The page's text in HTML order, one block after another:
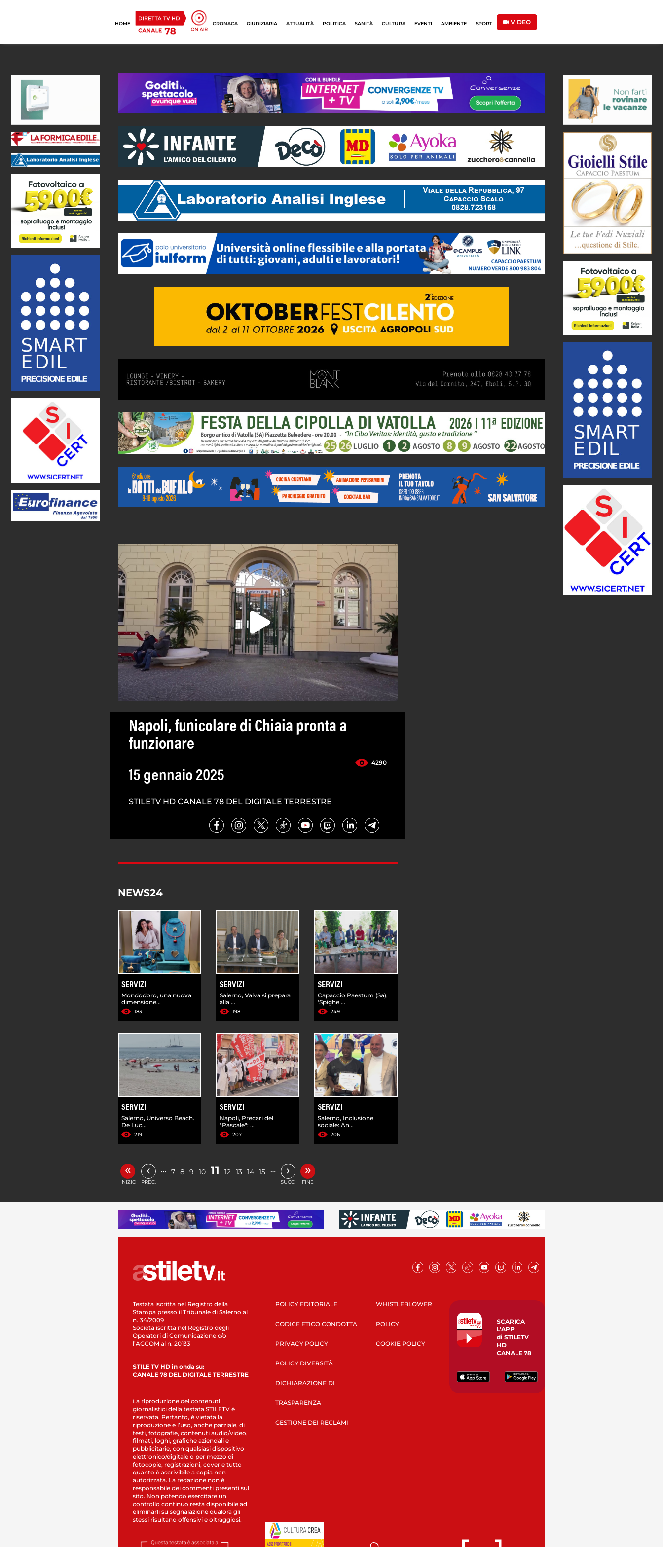
HOME CRONACA GIUDIZIARIA ATTUALITÀ POLITICA SANITÀ CULTURA EVENTI AMBIENTE SPORT VIDEO
Napoli, funicolare di Chiaia pronta a
funzionare
4290
15 gennaio 2025
STILETV HD CANALE 78 DEL DIGITALE TERRESTRE
NEWS24
SERVIZI
Mondodoro, una nuova
dimensione...
183
SERVIZI
Salerno, Valva si prepara
alla ...
198
SERVIZI
Capaccio Paestum (Sa),
'Spighe ...
249
SERVIZI
Salerno, Universo Beach.
De Luc...
219
SERVIZI
Napoli, Precari del
"Pascale": ...
207
SERVIZI
Salerno, Inclusione
sociale: An...
206
«
INIZIO
‹
PREC.
… 7 8 9 10 11 12 13 14 15 … ›
SUCC.
»
FINE
Testata iscritta nel Registro della
Stampa presso il Tribunale di Salerno al
n. 34/2009
Società iscritta nel Registro degli
Operatori di Comunicazione c/o
l’AGCOM al n. 20133
STILE TV HD in onda su:
CANALE 78 DEL DIGITALE TERRESTRE
La riproduzione dei contenuti
giornalistici della testata STILETV è
riservata. Pertanto, è vietata la
riproduzione e l’uso, anche parziale, di
testi, fotografie, contenuti audio/video,
filmati, loghi, grafiche aziendali e
pubblicitarie, con qualsiasi dispositivo
elettronico/digitale o per mezzo di
fotocopie, registrazioni, cover e tutto
quanto è ascrivibile a copia non
autorizzata. La redazione non è
responsabile dei commenti presenti sul
sito. Non potendo esercitare un
controllo continuo resta disponibile ad
eliminarli su segnalazione qualora gli
stessi risultano offensivi e oltraggiosi.
POLICY EDITORIALE
CODICE ETICO CONDOTTA
PRIVACY POLICY
POLICY DIVERSITÀ
DICHIARAZIONE DI
TRASPARENZA
GESTIONE DEI RECLAMI
WHISTLEBLOWER
POLICY
COOKIE POLICY
SCARICA
L’APP
di STILETV
HD
CANALE 78